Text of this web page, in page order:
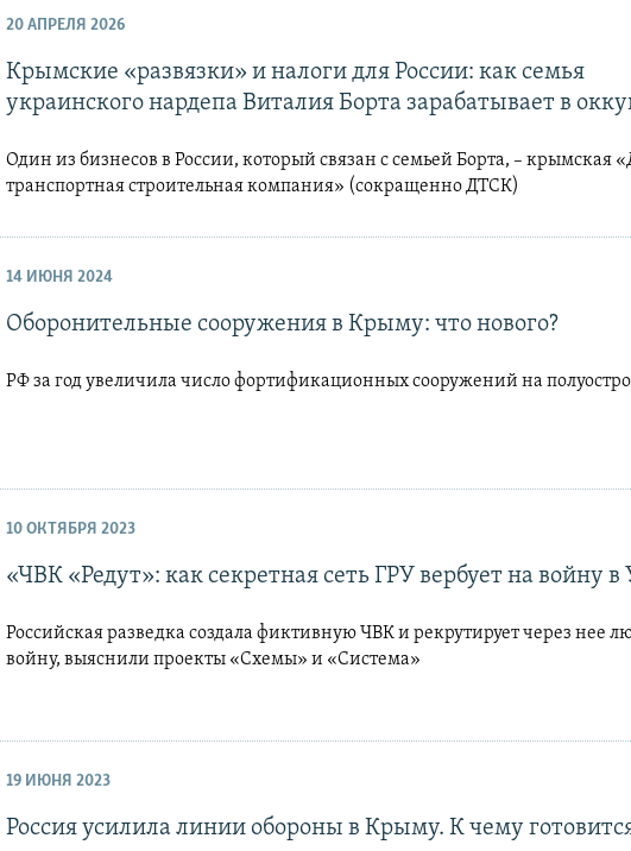
20 АПРЕЛЯ 2026
Крымские «развязки» и налоги для России: как семья
украинского нардепа Виталия Борта зарабатывает в
Один из бизнесов в России, который связан с семьей Борта, – крымская
транспортная строительная компания» (сокращенно ДТСК)
14 ИЮНЯ 2024
Оборонительные сооружения в Крыму: что нового?
РФ за год увеличила число фортификационных сооружений на
10 ОКТЯБРЯ 2023
«ЧВК «Редут»: как секретная сеть ГРУ вербует на войну в
Российская разведка создала фиктивную ЧВК и рекрутирует через нее
войну, выяснили проекты «Схемы» и «Система»
19 ИЮНЯ 2023
Россия усилила линии обороны в Крыму. К чему